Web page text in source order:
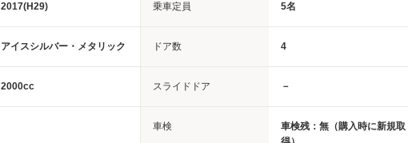
2017(H29) 乗車定員 5名
アイスシルバー・メタリック ドア数 4
2000cc スライドドア －
車検
車検残：無（購入時に新規取